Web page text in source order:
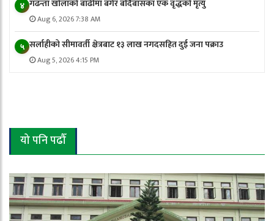
४ गढन्ता खोलाको बाढीमा बगेर बर्दिबासका एक वृद्धको मृत्यु
Aug 6, 2026 7:38 AM
५ सर्लाहीको सीमावर्ती क्षेत्रबाट १३ लाख नगदसहित दुई जना पक्राउ
Aug 5, 2026 4:15 PM
यो पनि पढौँ